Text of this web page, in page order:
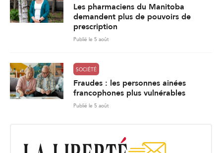
Les pharmaciens du Manitoba
demandent plus de pouvoirs de
prescription
Publié le 5 août
SOCIÉTÉ
Fraudes : les personnes ainées
francophones plus vulnérables
Publié le 5 août